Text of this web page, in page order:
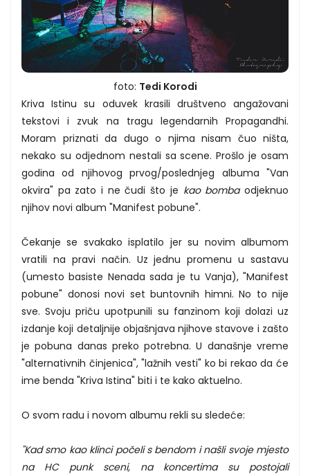
foto: Tedi Korodi
Kriva Istinu su oduvek krasili društveno angažovani
tekstovi i zvuk na tragu legendarnih Propagandhi.
Moram priznati da dugo o njima nisam čuo ništa,
nekako su odjednom nestali sa scene. Prošlo je osam
godina od njihovog prvog/poslednjeg albuma "Van
okvira" pa zato i ne čudi što je kao bombaodjeknuo
njihov novi album "Manifest pobune".
Čekanje se svakako isplatilo jer su novim albumom
vratili na pravi način. Uz jednu promenu u sastavu
(umesto basiste Nenada sada je tu Vanja), "Manifest
pobune" donosi novi set buntovnih himni. No to nije
sve. Svoju priču upotpunili su fanzinom koji dolazi uz
izdanje koji detaljnije objašnjava njihove stavove i zašto
je pobuna danas preko potrebna. U današnje vreme
"alternativnih činjenica", "lažnih vesti" ko bi rekao da će
ime benda "Kriva Istina" biti i te kako aktuelno.
O svom radu i novom albumu rekli su sledeće:
"Kad smo kao klinci počeli s bendom i našli svoje mjesto
na HC punk sceni, na koncertima su postojali